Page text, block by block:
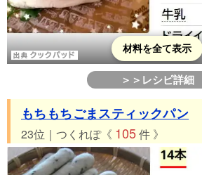
材料を全て表示
＞＞レシピ詳細
もちもちごまスティックパン
23位｜つくれぽ《 105件 》